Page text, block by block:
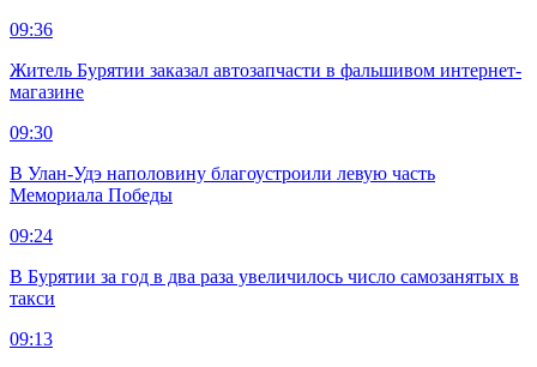
09:36
Житель Бурятии заказал автозапчасти в фальшивом интернет-
магазине
09:30
В Улан-Удэ наполовину благоустроили левую часть
Мемориала Победы
09:24
В Бурятии за год в два раза увеличилось число самозанятых в
такси
09:13